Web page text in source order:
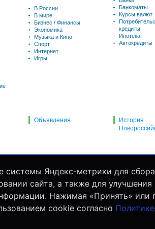
В России
В мире
Бизнес / Финансы
Экономика
Музыка и Кино
Спорт
Интернет
Игры
Банкоматы
Курсы валют
кредиты
Ипотека
Автокредиты
Объявления
История
Яндекс-метрики для
сайта, а также для улучшения
Нажимая «Принять» или
cookie согласно